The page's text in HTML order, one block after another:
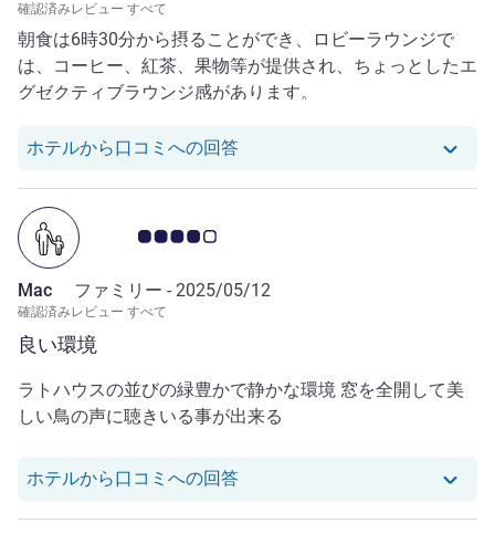
確認済みレビュー すべて
朝食は6時30分から摂ることができ、ロビーラウンジで
は、コーヒー、紅茶、果物等が提供され、ちょっとしたエ
グゼクティブラウンジ感があります。
ホテルから口コミへの回答Mitsuo K. さんのレビューへの
良い環境
お客さまの声 4.0/5
Mac ファミリー - 2025/05/12
確認済みレビュー すべて
ラトハウスの並びの緑豊かで静かな環境 窓を全開して美
しい鳥の声に聴きいる事が出来る
ホテルから口コミへの回答Mac さんのレビューへのホテル